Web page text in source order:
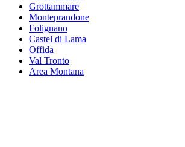
Grottammare
Monteprandone
Folignano
Castel di Lama
Offida
Val Tronto
Area Montana